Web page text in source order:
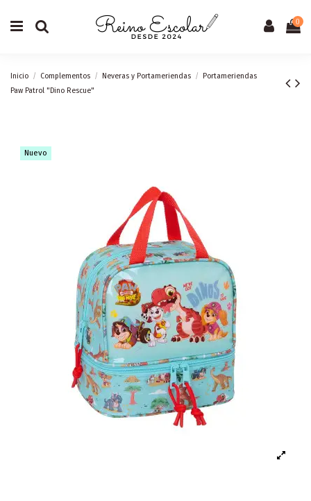
0
Inicio Complementos Neveras y Portameriendas
Portameriendas
Paw Patrol "Dino Rescue"
Nuevo